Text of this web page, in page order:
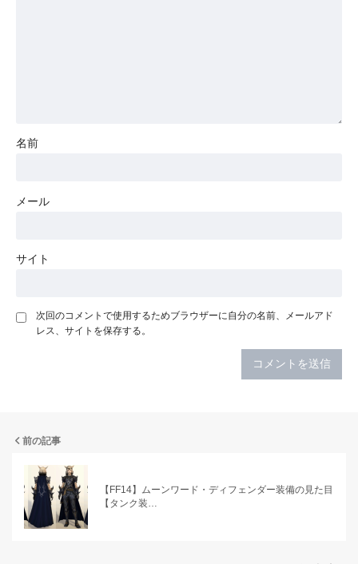
名前
メール
サイト
次回のコメントで使用するためブラウザーに自分の名前、メールアド
レス、サイトを保存する。
前の記事
【FF14】ムーンワード・ディフェンダー装備の見た目
【タンク装…